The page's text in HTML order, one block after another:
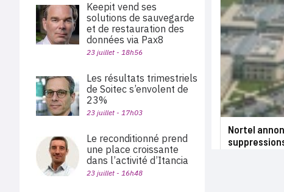
Nortel
Keepit vend ses
solutions de sauvegarde
et de restauration des
données via Pax8
23 juillet - 18h56
Les résultats trimestriels
de Soitec s’envolent de
23%
23 juillet - 17h03
Le reconditionné prend
une place croissante
dans l’activité d’Itancia
23 juillet - 16h48